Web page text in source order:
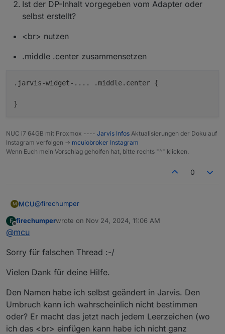
Was mache ich falsch?!
Ist der DP-Inhalt vorgegeben vom Adapter oder
selbst erstellt?
<br> nutzen
.middle .center zusammensetzen
.jarvis-widget-.... .middle.center {
}
NUC i7 64GB mit Proxmox ---- Jarvis Infos Aktualisierungen der Doku auf
Instagram verfolgen -> mcuiobroker Instagram
Wenn Euch mein Vorschlag geholfen hat, bitte rechts "^" klicken.
0
M MCU@firechumper
falscher Thread -> v3.2.x-Thread
selbst erstellt?
.middle .center zusammensetzen
F firechumperwrote on Nov 24, 2024, 11:06 AM
last edited by
@mcu
Sorry für falschen Thread :-/
Vielen Dank für deine Hilfe.
Den Namen habe ich selbst geändert in Jarvis. Den
Umbruch kann ich wahrscheinlich nicht bestimmen
oder? Er macht das jetzt nach jedem Leerzeichen (wo
ich das <br> einfügen kann habe ich nicht ganz